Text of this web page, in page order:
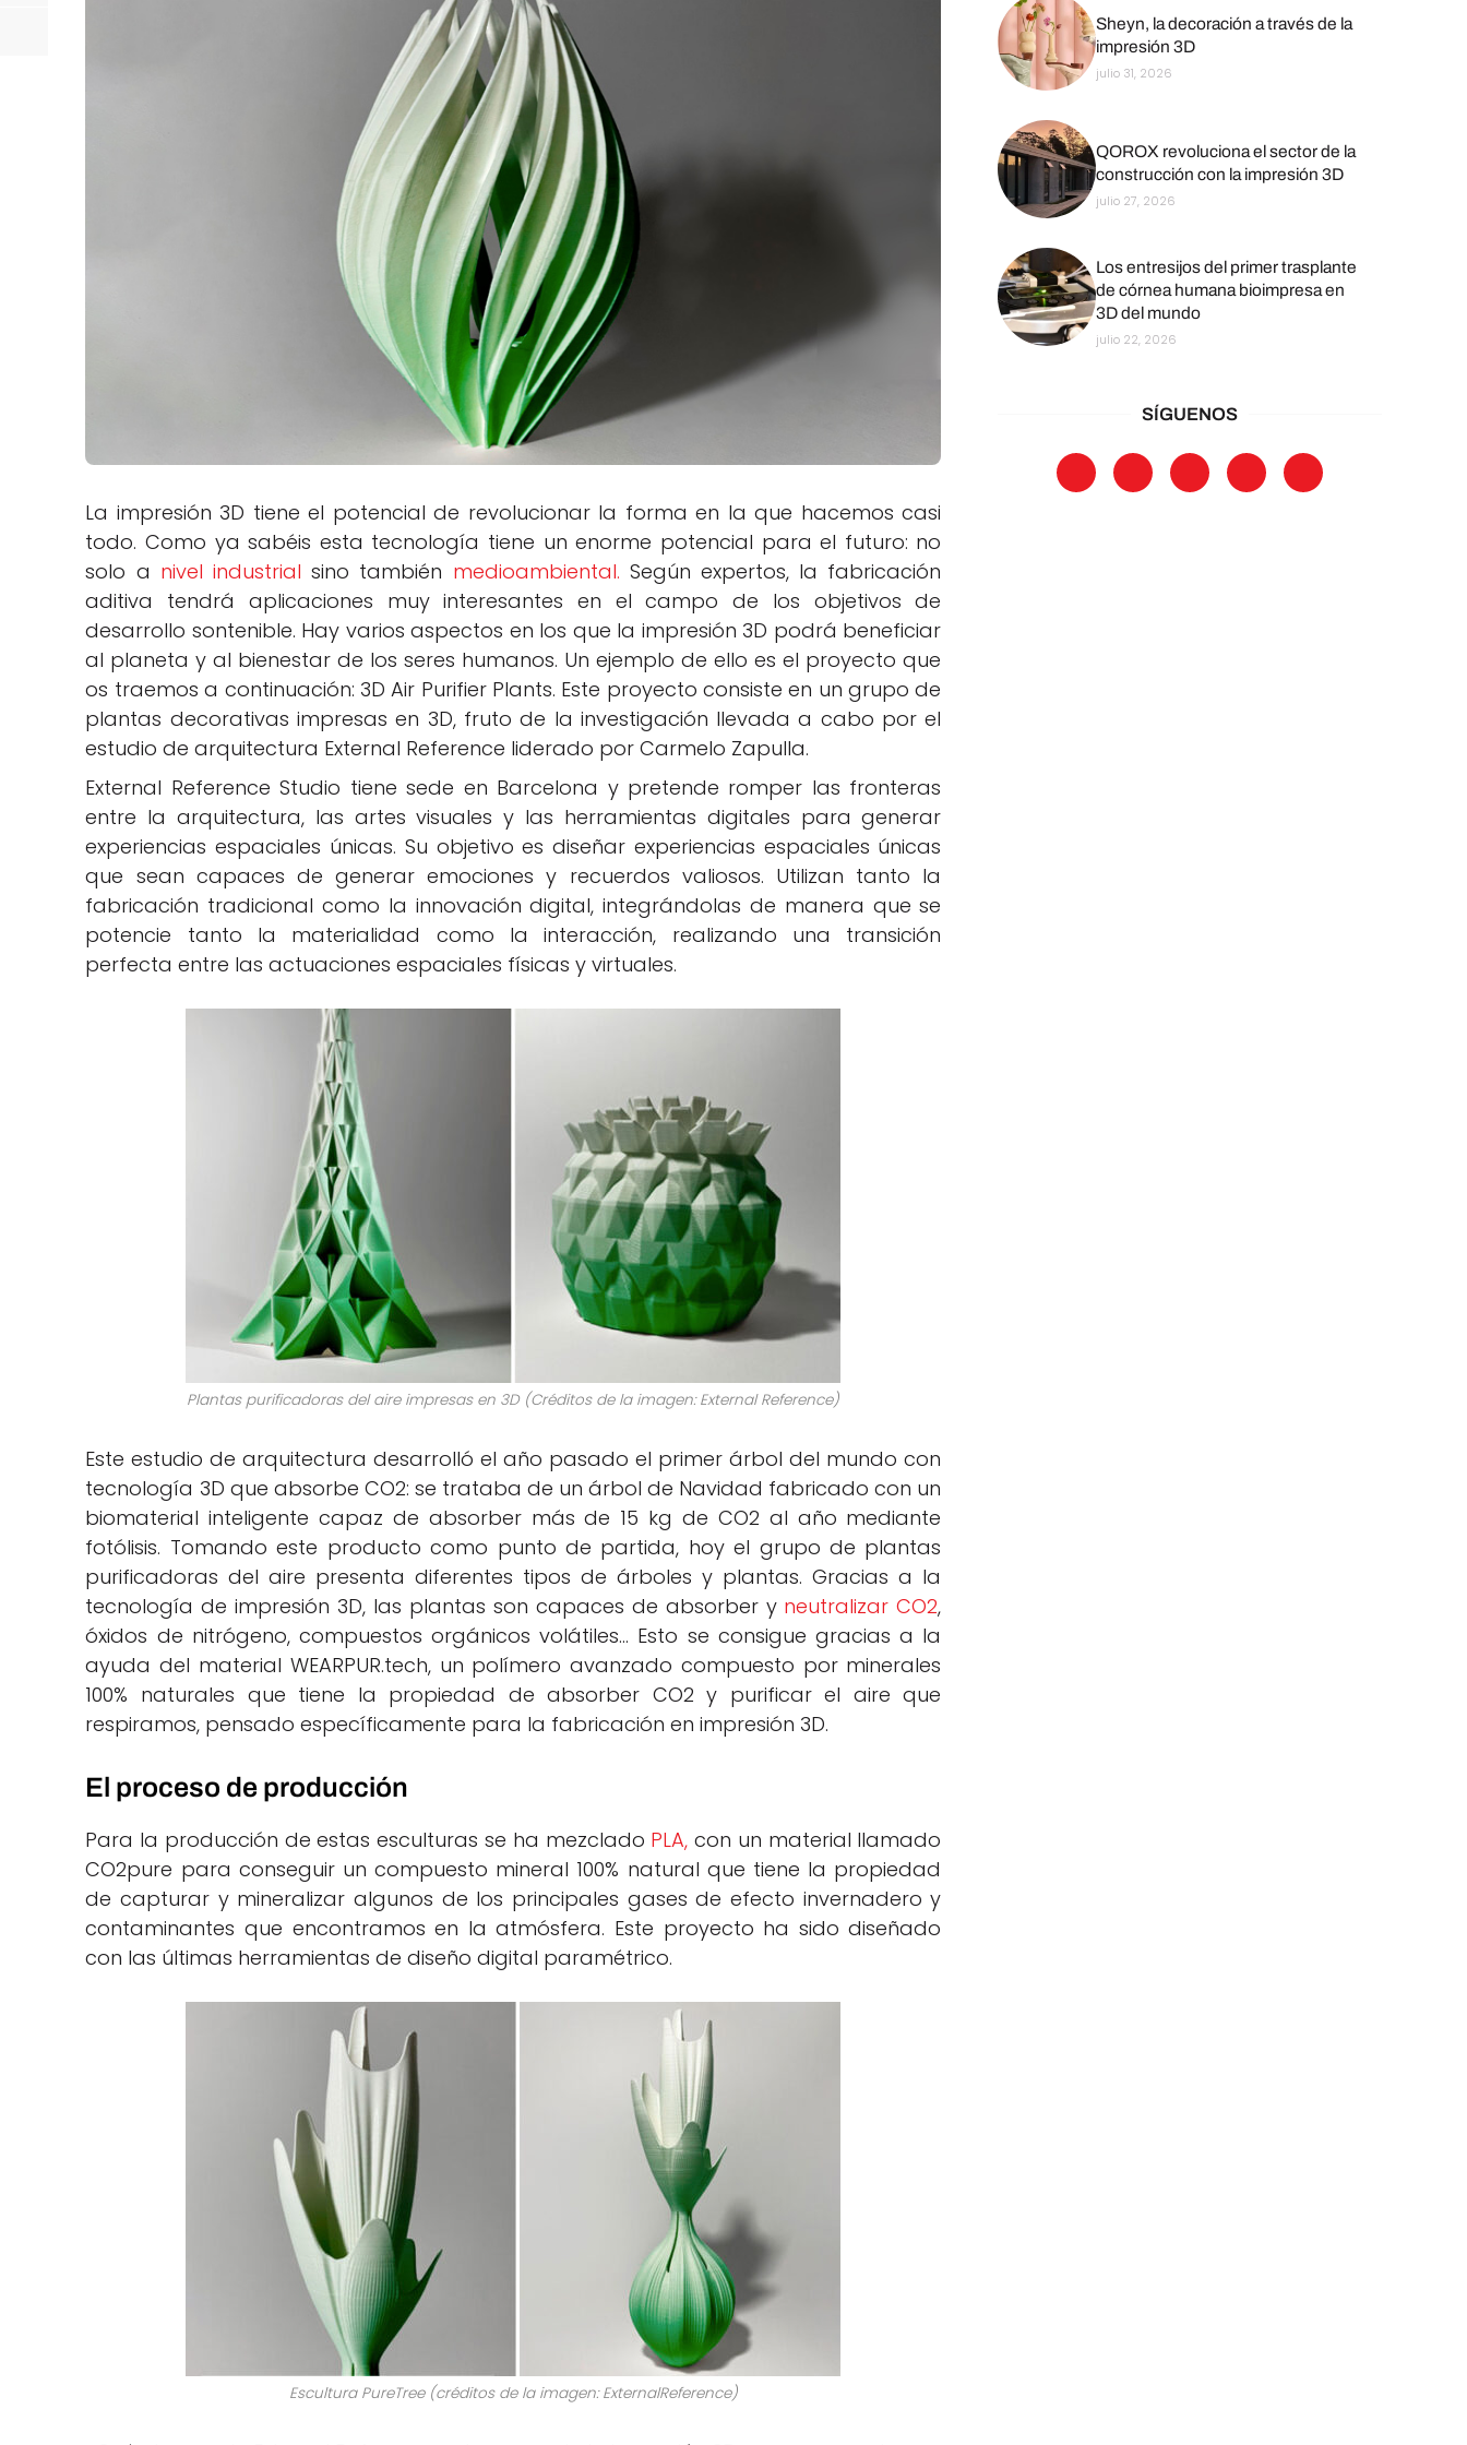
Negocios
Rankings 3D
Softwares 3D
Vídeos
La impresión 3D tiene el potencial de revolucionar la forma en la que hacemos casi
todo. Como ya sabéis esta tecnología tiene un enorme potencial para el futuro: no
solo a nivel industrial sino también medioambiental. Según expertos, la fabricación
aditiva tendrá aplicaciones muy interesantes en el campo de los objetivos de
desarrollo sontenible. Hay varios aspectos en los que la impresión 3D podrá beneficiar
al planeta y al bienestar de los seres humanos. Un ejemplo de ello es el proyecto que
os traemos a continuación: 3D Air Purifier Plants. Este proyecto consiste en un grupo de
plantas decorativas impresas en 3D, fruto de la investigación llevada a cabo por el
estudio de arquitectura External Reference liderado por Carmelo Zapulla.
External Reference Studio tiene sede en Barcelona y pretende romper las fronteras
entre la arquitectura, las artes visuales y las herramientas digitales para generar
experiencias espaciales únicas. Su objetivo es diseñar experiencias espaciales únicas
que sean capaces de generar emociones y recuerdos valiosos. Utilizan tanto la
fabricación tradicional como la innovación digital, integrándolas de manera que se
potencie tanto la materialidad como la interacción, realizando una transición
perfecta entre las actuaciones espaciales físicas y virtuales.
Plantas purificadoras del aire impresas en 3D (Créditos de la imagen: External Reference)
Este estudio de arquitectura desarrolló el año pasado el primer árbol del mundo con
tecnología 3D que absorbe CO2: se trataba de un árbol de Navidad fabricado con un
biomaterial inteligente capaz de absorber más de 15 kg de CO2 al año mediante
fotólisis. Tomando este producto como punto de partida, hoy el grupo de plantas
purificadoras del aire presenta diferentes tipos de árboles y plantas.Gracias a la
tecnología de impresión 3D, las plantas son capaces de absorber y neutralizar CO2,
óxidos de nitrógeno, compuestos orgánicos volátiles… Esto se consigue gracias a la
ayuda del material WEARPUR.tech, un polímero avanzado compuesto por minerales
100% naturales que tiene la propiedad de absorber CO2 y purificar el aire que
respiramos, pensado específicamente para la fabricación en impresión 3D.
El proceso de producción
Para la producción de estas esculturas se ha mezclado PLA, con un material llamado
CO2pure para conseguir un compuesto mineral 100% natural que tiene la propiedad
de capturar y mineralizar algunos de los principales gases de efecto invernadero y
contaminantes que encontramos en la atmósfera. Este proyecto ha sido diseñado
con las últimas herramientas de diseño digital paramétrico.
Escultura PureTree (créditos de la imagen: ExternalReference)
Sheyn, la decoración a través de la
impresión 3D
julio 31, 2026
QOROX revoluciona el sector de la
construcción con la impresión 3D
julio 27, 2026
Los entresijos del primer trasplante
de córnea humana bioimpresa en
3D del mundo
julio 22, 2026
SÍGUENOS